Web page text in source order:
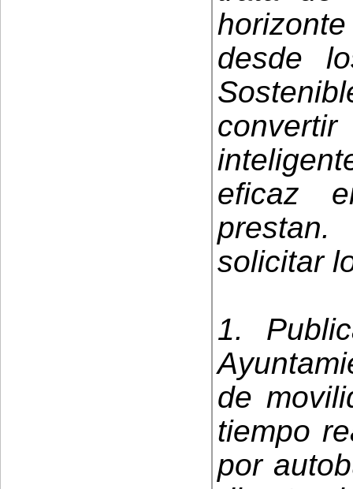
desde
eficaz
solicitar
1.
de
tiempo
por